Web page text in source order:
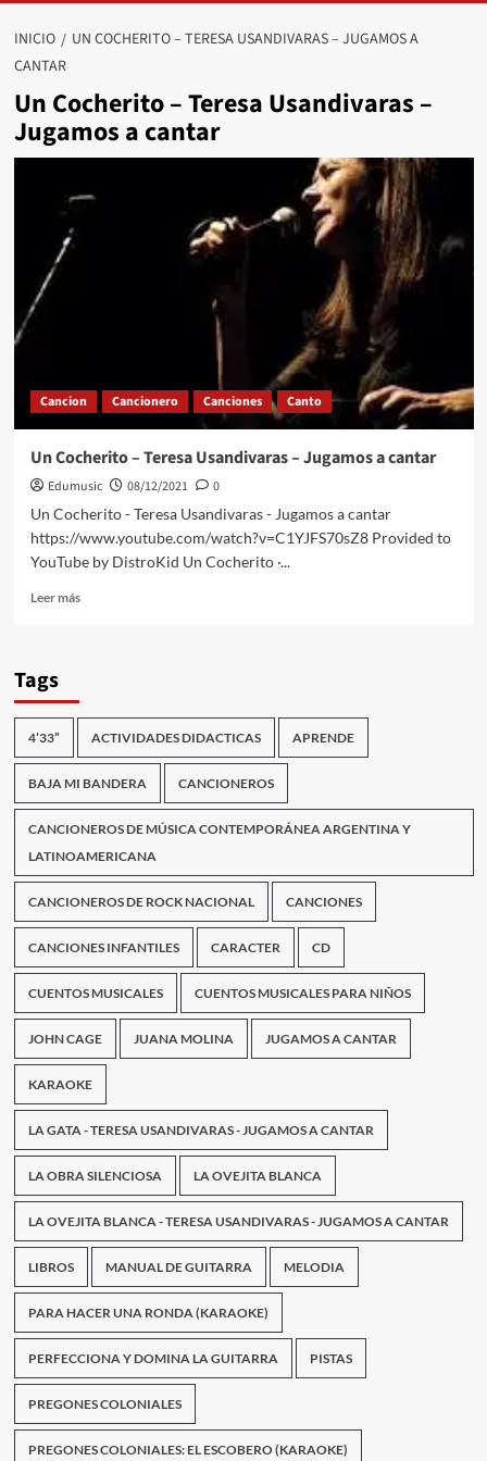
INICIO
UN COCHERITO – TERESA USANDIVARAS – JUGAMOS A
CANTAR
Un Cocherito – Teresa Usandivaras –
Jugamos a cantar
Cancion Cancionero Canciones Canto
Un Cocherito – Teresa Usandivaras – Jugamos a cantar
Edumusic 08/12/2021
0
Un Cocherito - Teresa Usandivaras - Jugamos a cantar
https://www.youtube.com/watch?v=C1YJFS70sZ8 Provided to
YouTube by DistroKid Un Cocherito ·...
Leer másLeer
–
Teresa
Usandivaras
–
Jugamos
a
cantar
Tags
4’33” ACTIVIDADES DIDACTICAS APRENDE
BAJA MI BANDERA CANCIONEROS
CANCIONEROS DE MÚSICA CONTEMPORÁNEA ARGENTINA Y
LATINOAMERICANA
CANCIONEROS DE ROCK NACIONAL CANCIONES
CANCIONES INFANTILES CARACTER CD
CUENTOS MUSICALES CUENTOS MUSICALES PARA NIÑOS
JOHN CAGE JUANA MOLINA JUGAMOS A CANTAR
KARAOKE
LA GATA - TERESA USANDIVARAS - JUGAMOS A CANTAR
LA OBRA SILENCIOSA LA OVEJITA BLANCA
LA OVEJITA BLANCA - TERESA USANDIVARAS - JUGAMOS A CANTAR
LIBROS MANUAL DE GUITARRA MELODIA
PARA HACER UNA RONDA (KARAOKE)
PERFECCIONA Y DOMINA LA GUITARRA PISTAS
PREGONES COLONIALES
PREGONES COLONIALES: EL ESCOBERO (KARAOKE)